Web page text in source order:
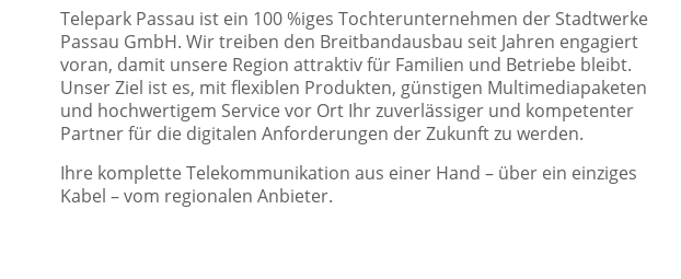
Telepark Passau ist ein 100 %iges Tochterunternehmen der Stadtwerke
Passau GmbH. Wir treiben den Breitbandausbau seit Jahren engagiert
voran, damit unsere Region attraktiv für Familien und Betriebe bleibt.
Unser Ziel ist es, mit flexiblen Produkten, günstigen Multimediapaketen
und hochwertigem Service vor Ort Ihr zuverlässiger und kompetenter
Partner für die digitalen Anforderungen der Zukunft zu werden.
Ihre komplette Telekommunikation aus einer Hand – über ein einziges
Kabel – vom regionalen Anbieter.